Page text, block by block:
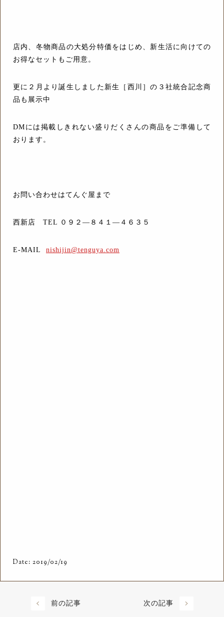
店内、冬物商品の大処分特価をはじめ、新生活に向けての
お得なセットもご用意。
更に２月より誕生しました新生［西川］の３社統合記念商
品も展示中
DMには掲載しきれない盛りだくさんの商品をご準備して
おります。
お問い合わせはてんぐ屋まで
西新店 TEL ０９２―８４１―４６３５
E-MAIL nishijin@tenguya.com
Date: 2019/02/19
前の記事 次の記事